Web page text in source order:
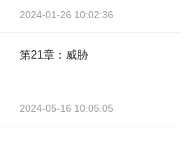
2024-01-26 10:02:36
第21章：威胁
2024-05-16 10:05:05